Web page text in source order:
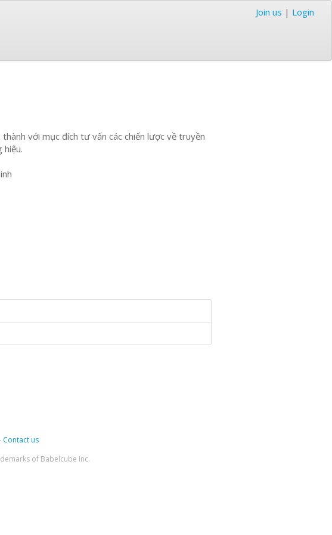
Join us | Login
với mục đích tư vấn các chiến lược về truyền
Contact us
of Babelcube Inc.